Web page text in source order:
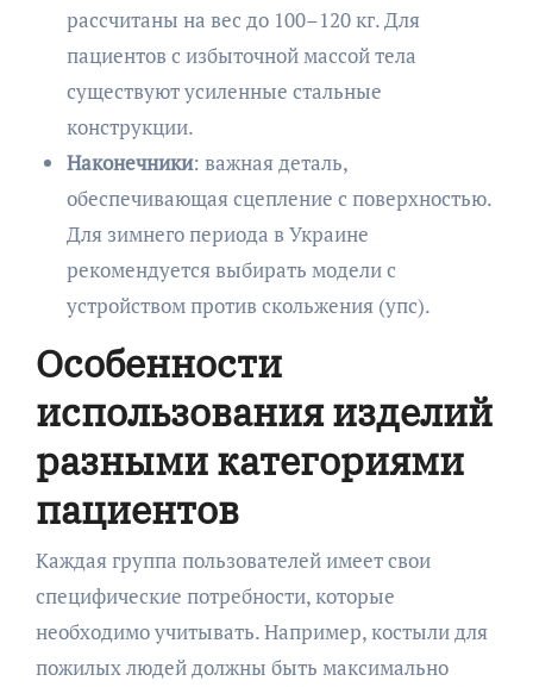
рассчитаны на вес до 100–120 кг. Для
пациентов с избыточной массой тела
существуют усиленные стальные
конструкции.
Наконечники: важная деталь,
обеспечивающая сцепление с поверхностью.
Для зимнего периода в Украине
рекомендуется выбирать модели с
устройством против скольжения (упс).
Особенности
использования изделий
разными категориями
пациентов
Каждая группа пользователей имеет свои
специфические потребности, которые
необходимо учитывать. Например, костыли для
пожилых людей должны быть максимально